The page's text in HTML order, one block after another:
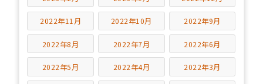
2022年11月 2022年10月 2022年9月
2022年8月 2022年7月 2022年6月
2022年5月 2022年4月 2022年3月